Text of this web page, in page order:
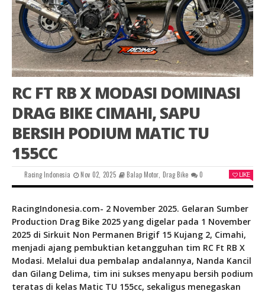
RC FT RB X MODASI DOMINASI
DRAG BIKE CIMAHI, SAPU
BERSIH PODIUM MATIC TU
155CC
Racing Indonesia Nov 02, 2025 Balap Motor, Drag Bike 0 LIKE
RacingIndonesia.com- 2 November 2025. Gelaran Sumber
Production Drag Bike 2025 yang digelar pada 1 November
2025 di Sirkuit Non Permanen Brigif 15 Kujang 2, Cimahi,
menjadi ajang pembuktian ketangguhan tim RC Ft RB X
Modasi. Melalui dua pembalap andalannya, Nanda Kancil
dan Gilang Delima, tim ini sukses menyapu bersih podium
teratas di kelas Matic TU 155cc, sekaligus menegaskan